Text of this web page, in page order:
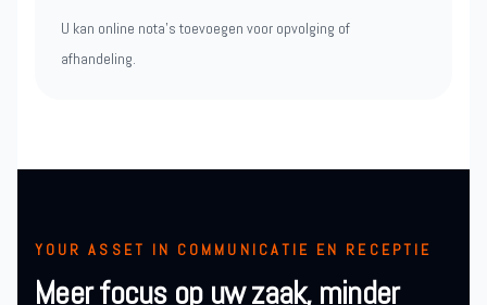
U kan online nota’s toevoegen voor opvolging of
afhandeling.
YOUR ASSET IN COMMUNICATIE EN RECEPTIE
Meer focus op uw zaak, minder